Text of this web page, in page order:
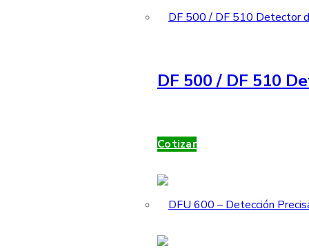
DF 500 / DF 510
Cotizar